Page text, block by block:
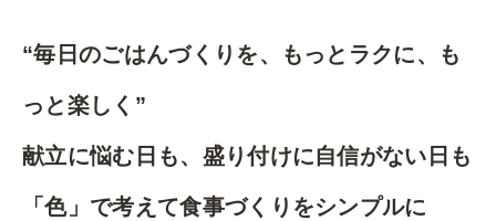
“毎日のごはんづくりを、もっとラクに、も
っと楽しく”
献立に悩む日も、盛り付けに自信がない日も
「色」で考えて食事づくりをシンプルに